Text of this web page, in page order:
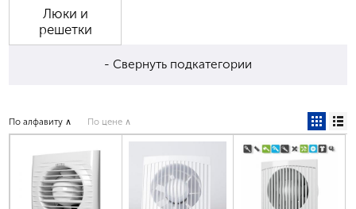
Люки и
решетки
- Свернуть подкатегории
По алфавиту ∧ По цене ∧